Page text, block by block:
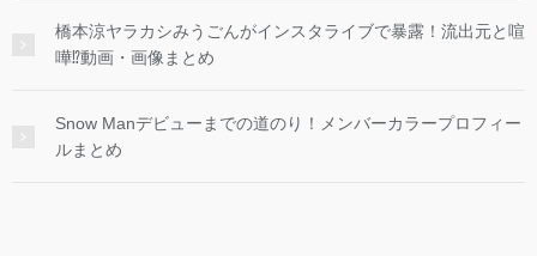
橋本涼ヤラカシみうごんがインスタライブで暴露！流出元と喧
嘩⁉︎動画・画像まとめ
Snow Manデビューまでの道のり！メンバーカラープロフィー
ルまとめ